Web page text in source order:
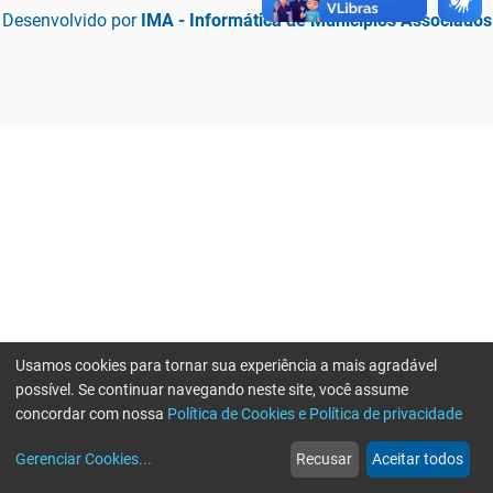
Desenvolvido por IMA - Informática de Municípios Associados
web
Notícias
more_horiz
Mais
Usamos cookies para tornar sua experiência a mais agradável
possível. Se continuar navegando neste site, você assume
concordar com nossa Política de Cookies e Política de privacidade
Gerenciar Cookies... Recusar Aceitar todos
Erro ao enviar informações, por favor tente novamente